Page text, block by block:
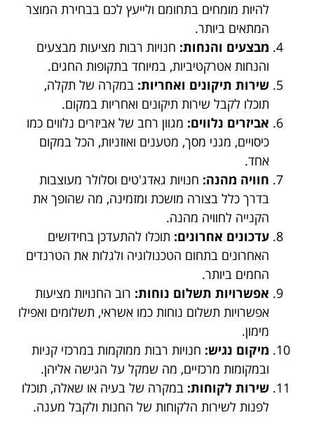
להיות מומחים בתחומם ולייעץ לכם בבחירת המוצר
המתאים ביותר.
מבצעים והנחות: חנויות רבות מציעות מבצעים
והנחות אטרקטיביות, במיוחד בתקופות החגים.
שירות תיקונים ואחריות: במקרה של תקלה,
תוכלו לקבל שירות תיקונים ואחריות במקום.
אביזרים נלווים: מגוון רחב של אביזרים נלווים כמו
כיסויים, מגני מסך, מטענים ואוזניות, הכל במקום
אחד.
חוויה מהנה: חנויות גאדג'טים וסלולר מעוצבות
בדרך כלל בצורה מושכת ומזמינה, מה שהופך את
הקנייה לחוויה מהנה.
עדכונים אחרונים: תוכלו להתעדכן בחידושים
האחרונים בתחום הטכנולוגיה ולגלות את הטרנדים
החמים ביותר.
אפשרויות תשלום נוחות: רוב החנויות מציעות
אפשרויות תשלום נוחות כמו אשראי, תשלומים ואפילו
מימון.
מיקום נגיש: חנויות רבות ממוקמות במרכזי קניות
ובמקומות מרכזיים, מה שמקל על הגישה אליהן.
שירות לקוחות: במקרה של בעיה או שאלה, תוכלו
לפנות לשירות הלקוחות של החנות ולקבל מענה.